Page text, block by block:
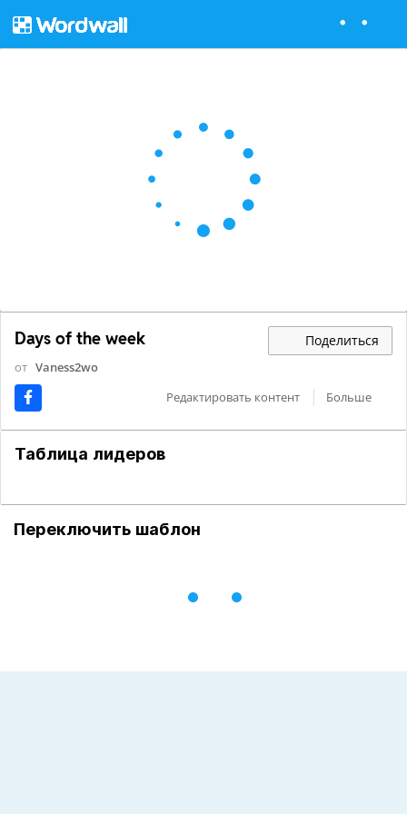
Days of the week Поделиться
от Vaness2wo
Редактировать контент
Больше
Таблица лидеров
Переключить шаблон